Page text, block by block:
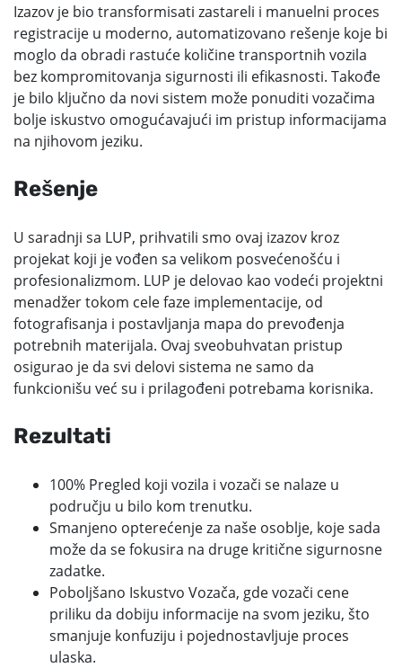
Izazov je bio transformisati zastareli i manuelni proces
registracije u moderno, automatizovano rešenje koje bi
moglo da obradi rastuće količine transportnih vozila
bez kompromitovanja sigurnosti ili efikasnosti. Takođe
je bilo ključno da novi sistem može ponuditi vozačima
bolje iskustvo omogućavajući im pristup informacijama
na njihovom jeziku.
Rešenje
U saradnji sa LUP, prihvatili smo ovaj izazov kroz
projekat koji je vođen sa velikom posvećenošću i
profesionalizmom. LUP je delovao kao vodeći projektni
menadžer tokom cele faze implementacije, od
fotografisanja i postavljanja mapa do prevođenja
potrebnih materijala. Ovaj sveobuhvatan pristup
osigurao je da svi delovi sistema ne samo da
funkcionišu već su i prilagođeni potrebama korisnika.
Rezultati
100% Pregled koji vozila i vozači se nalaze u
području u bilo kom trenutku.
Smanjeno opterećenje za naše osoblje, koje sada
može da se fokusira na druge kritične sigurnosne
zadatke.
Poboljšano Iskustvo Vozača, gde vozači cene
priliku da dobiju informacije na svom jeziku, što
smanjuje konfuziju i pojednostavljuje proces
ulaska.